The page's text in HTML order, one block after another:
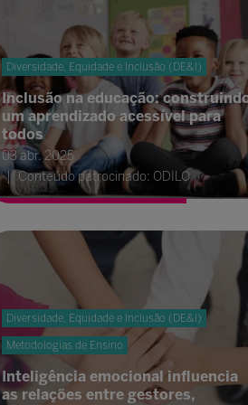
Diversidade, Equidade e Inclusão (DE&I)
Inclusão na educação:
um aprendizado acessível para
todos
03 abr. 2025
Conteúdo patrocinado: ODILO
Diversidade, Equidade e Inclusão (DE&I)
Metodologias de Ensino
Inteligência emocional influencia
as relações entre gestores,